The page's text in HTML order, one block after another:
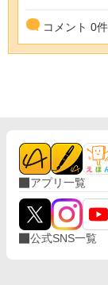
コメント 0件
アプリ一覧
公式SNS一覧